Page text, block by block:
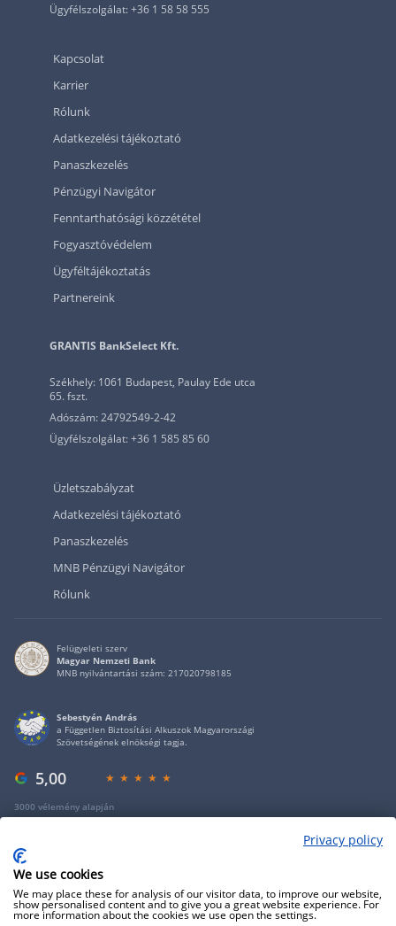
Ügyfélszolgálat: +36 1 58 58 555
Kapcsolat
Karrier
Rólunk
Adatkezelési tájékoztató
Panaszkezelés
Pénzügyi Navigátor
Fenntarthatósági közzététel
Fogyasztóvédelem
Ügyféltájékoztatás
Partnereink
GRANTIS BankSelect Kft.
Székhely: 1061 Budapest, Paulay Ede utca
65. fszt.
Adószám: 24792549-2-42
Ügyfélszolgálat: +36 1 585 85 60
Üzletszabályzat
Adatkezelési tájékoztató
Panaszkezelés
MNB Pénzügyi Navigátor
Rólunk
Felügyeleti szerv
Magyar Nemzeti Bank
MNB nyilvántartási szám: 217020798185
Sebestyén András
a Független Biztosítási Alkuszok Magyarországi
Szövetségének elnökségi tagja.
5,00
3000 vélemény alapján
Copyright 2009 - 2026 - Minden jog fenntartva - GRANTIS Hungary Zrt
Privacy policy
We use cookies
We may place these for analysis of our visitor data, to improve our website,
show personalised content and to give you a great website experience. For
more information about the cookies we use open the settings.